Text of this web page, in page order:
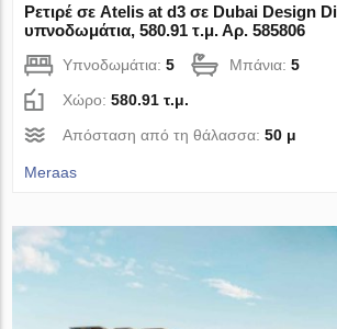
Ρετιρέ σε Atelis at d3 σε Dubai Design
υπνοδωμάτια, 580.91 τ.μ. Αρ. 585806
Υπνοδωμάτια:5 Μπάνια:5
Χώρο:580.91 τ.μ.
Απόσταση από τη θάλασσα:50 μ
Meraas